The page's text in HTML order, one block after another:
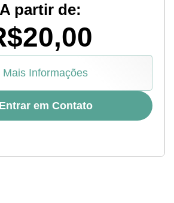
A partir de:
Mais Informações
Entrar em Contato